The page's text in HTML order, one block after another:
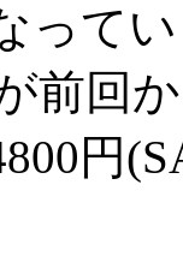
って
前回
円